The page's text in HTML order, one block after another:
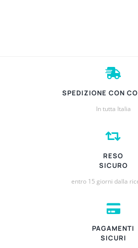
SPEDIZIONE CON
In tutta Italia
RESO
SICURO
entro 15 giorni dalla
PAGAMENTI
SICURI